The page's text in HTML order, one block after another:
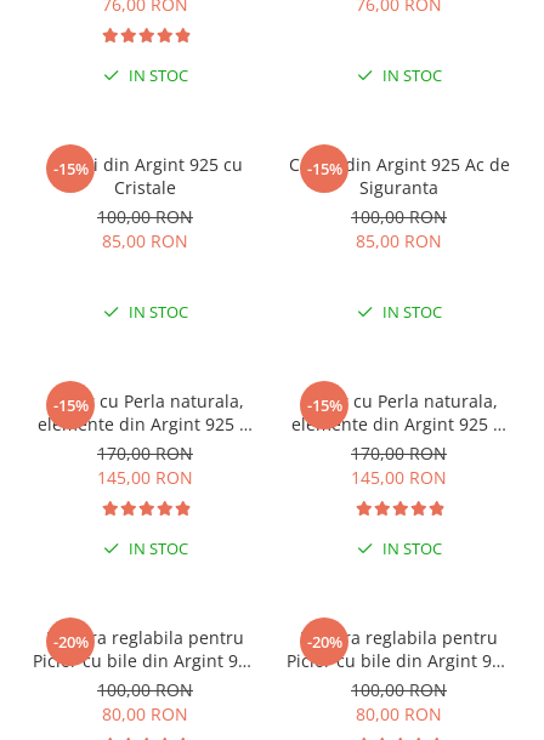
IN STOC IN STOC
-15%
Cercei din Argint 925 cu
Cristale
100,00 RON
85,00 RON
IN STOC
-15%
Cercei din Argint 925 Ac de
Siguranta
100,00 RON
85,00 RON
IN STOC
-15%
Colier cu Perla naturala,
elemente din Argint 925 si
margele Miyuki, multicolor
170,00 RON
145,00 RON
IN STOC
-15%
Colier cu Perla naturala,
elemente din Argint 925 si
margele Miyuki, verde/kiwi
170,00 RON
145,00 RON
IN STOC
-20%
Bratara reglabila pentru
Picior cu bile din Argint 925
si margele Miyuki rosii
100,00 RON
80,00 RON
-20%
Bratara reglabila pentru
Picior cu bile din Argint 925
si margele Miyuki verzi
100,00 RON
80,00 RON